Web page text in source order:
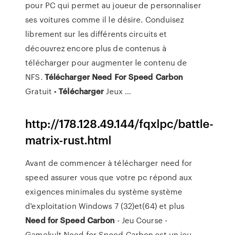
pour PC qui permet au joueur de personnaliser
ses voitures comme il le désire. Conduisez
librement sur les différents circuits et
découvrez encore plus de contenus à
télécharger pour augmenter le contenu de
NFS. Télécharger Need ForSpeed Carbon
Gratuit •TéléchargerJeux ...
http://178.128.49.144/fqxlpc/battle-
matrix-rust.html
Avant de commencer à télécharger need for
speed assurer vous que votre pc répond aux
exigences minimales du système système
d'exploitation Windows 7 (32)et(64) et plus
Need for Speed Carbon - Jeu Course -